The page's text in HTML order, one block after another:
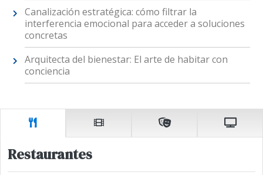
Canalización estratégica: cómo filtrar la
interferencia emocional para acceder a soluciones
concretas
Arquitecta del bienestar: El arte de habitar con
conciencia
Restaurantes